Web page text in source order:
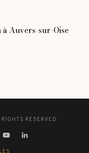
Auvers-sur-Oise
RESERVED